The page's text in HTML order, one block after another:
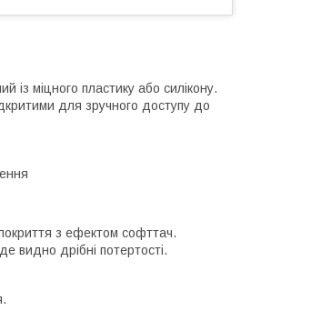
міцного пластику або силікону.
для зручного доступу до
з ефектом софттач.
видно дрібні потертості.